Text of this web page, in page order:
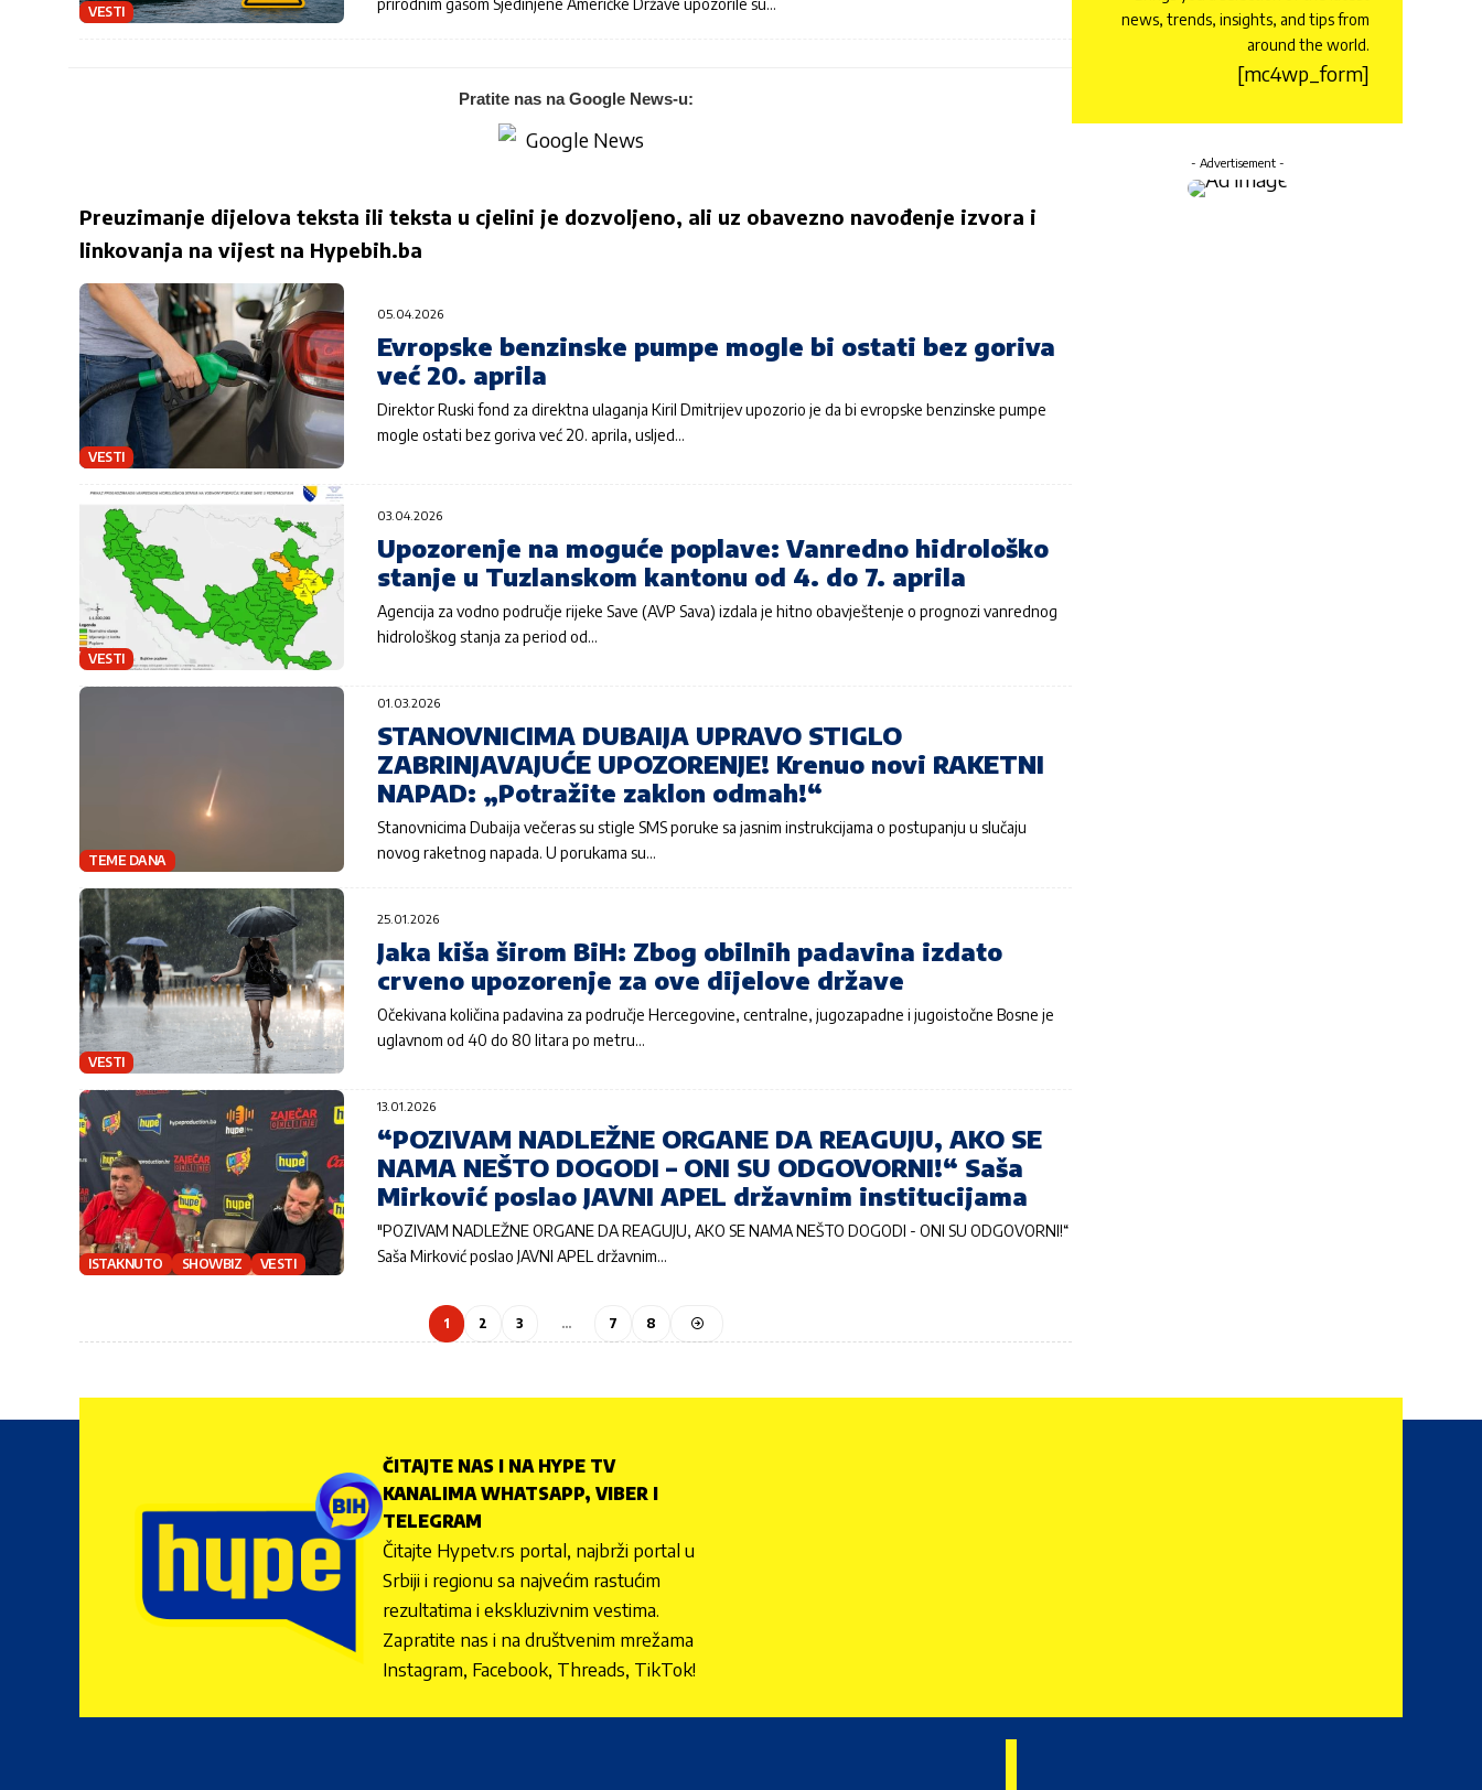
VESTI
Pratite nas na Google News-u:
Preuzimanje dijelova teksta ili teksta u cjelini je dozvoljeno, ali uz obavezno navođenje izvora i
linkovanja na vijest na Hypebih.ba
VESTI
05.04.2026
Evropske benzinske pumpe mogle bi ostati bez goriva
već 20. aprila
Direktor Ruski fond za direktna ulaganja Kiril Dmitrijev upozorio je da bi evropske benzinske pumpe
mogle ostati bez goriva već 20. aprila, usljed…
VESTI
03.04.2026
Upozorenje na moguće poplave: Vanredno hidrološko
stanje u Tuzlanskom kantonu od 4. do 7. aprila
Agencija za vodno područje rijeke Save (AVP Sava) izdala je hitno obavještenje o prognozi vanrednog
hidrološkog stanja za period od…
TEME DANA
01.03.2026
STANOVNICIMA DUBAIJA UPRAVO STIGLO
ZABRINJAVAJUĆE UPOZORENJE! Krenuo novi RAKETNI
NAPAD: „Potražite zaklon odmah!“
Stanovnicima Dubaija večeras su stigle SMS poruke sa jasnim instrukcijama o postupanju u slučaju
novog raketnog napada. U porukama su…
VESTI
25.01.2026
Jaka kiša širom BiH: Zbog obilnih padavina izdato
crveno upozorenje za ove dijelove države
Očekivana količina padavina za područje Hercegovine, centralne, jugozapadne i jugoistočne Bosne je
uglavnom od 40 do 80 litara po metru…
ISTAKNUTO SHOWBIZ VESTI
13.01.2026
“POZIVAM NADLEŽNE ORGANE DA REAGUJU, AKO SE
NAMA NEŠTO DOGODI – ONI SU ODGOVORNI!“ Saša
Mirković poslao JAVNI APEL državnim institucijama
"POZIVAM NADLEŽNE ORGANE DA REAGUJU, AKO SE NAMA NEŠTO DOGODI - ONI SU ODGOVORNI!“
Saša Mirković poslao JAVNI APEL državnim…
1 2 3 … 7 8
news, trends, insights, and tips from
around the world.
[mc4wp_form]
- Advertisement -
ČITAJTE NAS I NA HYPE TV
KANALIMA WHATSAPP, VIBER I
TELEGRAM
Čitajte Hypetv.rs portal, najbrži portal u
Srbiji i regionu sa najvećim rastućim
rezultatima i ekskluzivnim vestima.
Zapratite nas i na društvenim mrežama
Instagram, Facebook, Threads, TikTok!